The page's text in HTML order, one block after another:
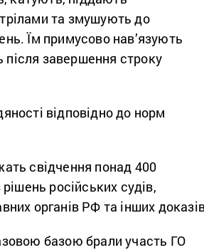
та змушують до
Їм примусово нав’язують
завершення строку
відповідно до норм
свідчення понад 400
російських судів,
органів РФ та інших
базою брали участь ГО